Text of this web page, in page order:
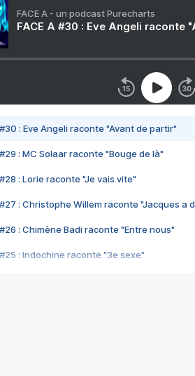
FACE A - un podcast Purecharts
FACE A #30 : Eve Angeli raconte
#30 : Eve Angeli raconte "Avant de partir"
#29 : MC Solaar raconte "Bouge de là"
#28 : Lorie raconte "Je vais vite"
#27 : Christophe Willem raconte "Jacques a
#26 : Chimène Badi raconte "Entre nous"
#25 : Indochine raconte "3e sexe"